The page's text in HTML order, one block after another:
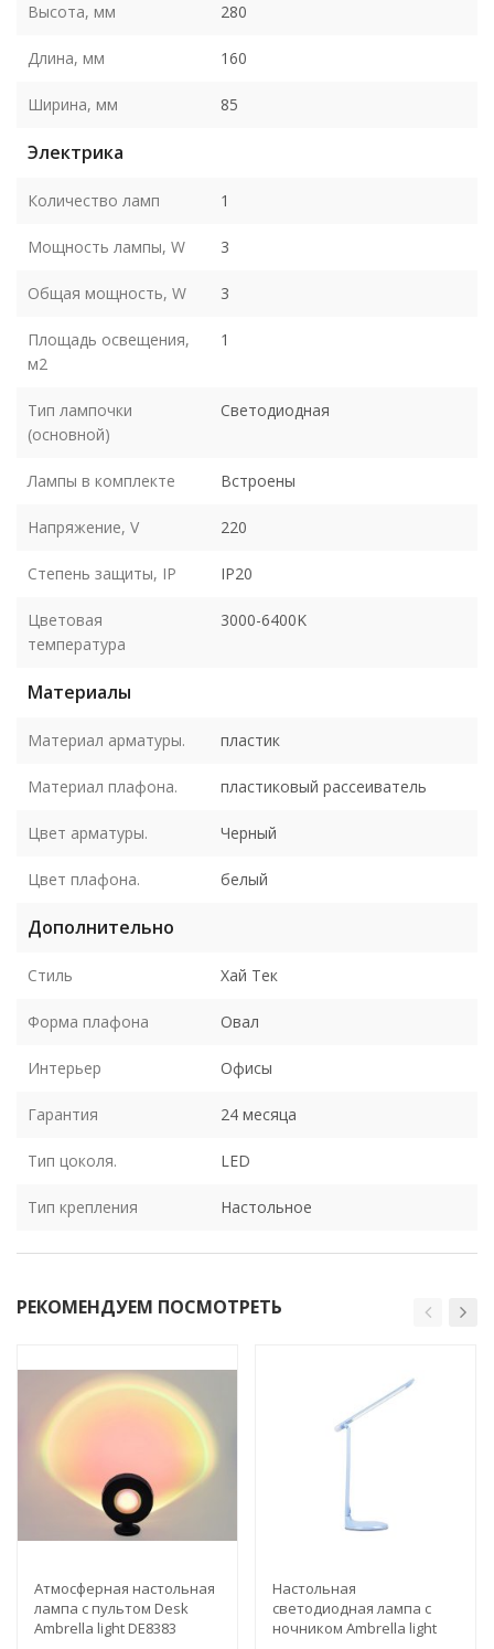
Высота, мм 280
Длина, мм 160
Ширина, мм 85
Электрика
Количество ламп 1
Мощность лампы, W 3
Общая мощность, W 3
Площадь освещения,
м2
1
Тип лампочки
(основной)
Светодиодная
Лампы в комплекте Встроены
Напряжение, V 220
Степень защиты, IP IP20
Цветовая
температура
3000-6400K
Материалы
Материал арматуры. пластик
Материал плафона. пластиковый рассеиватель
Цвет арматуры. Черный
Цвет плафона. белый
Дополнительно
Стиль Хай Тек
Форма плафона Овал
Интерьер Офисы
Гарантия 24 месяца
Тип цоколя. LED
Тип крепления Настольное
РЕКОМЕНДУЕМ ПОСМОТРЕТЬ
Атмосферная настольная
лампа с пультом Desk
Ambrella light DE8383
Настольная
светодиодная лампа с
ночником Ambrella light